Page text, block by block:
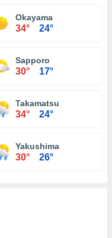
Okayama
34° 24°
Sapporo
30° 17°
Takamatsu
34° 24°
Yakushima
30° 26°